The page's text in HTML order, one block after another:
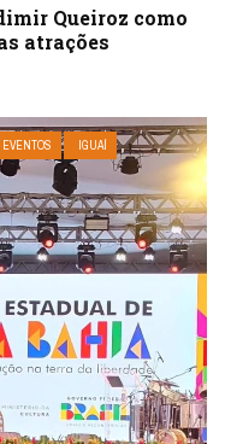
Queiroz como
atrações
EVENTOS IGUAÍ